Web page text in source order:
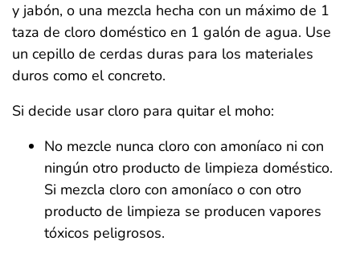
y jabón, o una mezcla hecha con un máximo de 1
taza de cloro doméstico en 1 galón de agua. Use
un cepillo de cerdas duras para los materiales
duros como el concreto.
Si decide usar cloro para quitar el moho:
No mezcle nunca cloro con amoníaco ni con
ningún otro producto de limpieza doméstico.
Si mezcla cloro con amoníaco o con otro
producto de limpieza se producen vapores
tóxicos peligrosos.